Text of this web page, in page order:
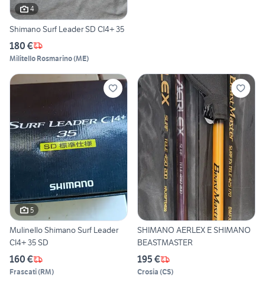
4
Shimano Surf Leader SD CI4+ 35
180 €
Militello Rosmarino(ME)
5
Mulinello Shimano Surf Leader
CI4+ 35 SD
160 €
Frascati(RM)
SHIMANO AERLEX E SHIMANO
BEASTMASTER
195 €
Crosia (CS)